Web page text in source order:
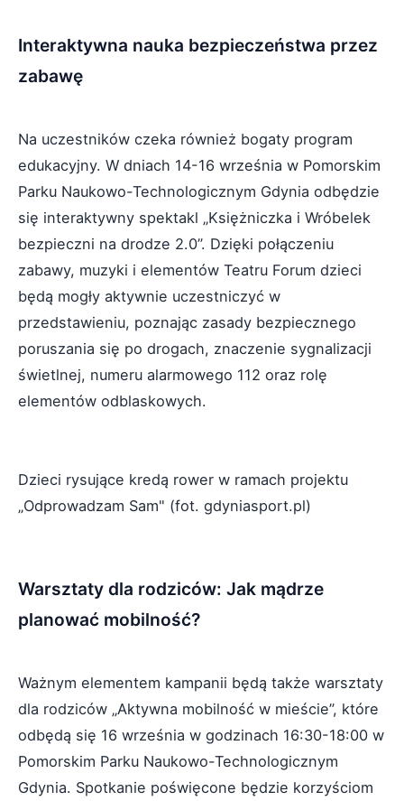
Interaktywna nauka bezpieczeństwa przez
zabawę
Na uczestników czeka również bogaty program
edukacyjny. W dniach 14-16 września w Pomorskim
Parku Naukowo-Technologicznym Gdynia odbędzie
się interaktywny spektakl „Księżniczka i Wróbelek
bezpieczni na drodze 2.0”. Dzięki połączeniu
zabawy, muzyki i elementów Teatru Forum dzieci
będą mogły aktywnie uczestniczyć w
przedstawieniu, poznając zasady bezpiecznego
poruszania się po drogach, znaczenie sygnalizacji
świetlnej, numeru alarmowego 112 oraz rolę
elementów odblaskowych.
Dzieci rysujące kredą rower w ramach projektu
„Odprowadzam Sam" (fot. gdyniasport.pl)
Warsztaty dla rodziców: Jak mądrze
planować mobilność?
Ważnym elementem kampanii będą także warsztaty
dla rodziców „Aktywna mobilność w mieście”, które
odbędą się 16 września w godzinach 16:30-18:00 w
Pomorskim Parku Naukowo-Technologicznym
Gdynia. Spotkanie poświęcone będzie korzyściom